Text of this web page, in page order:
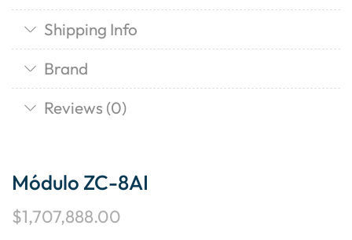
Shipping Info
Brand
Reviews (0)
Módulo ZC-8AI
$1,707,888.00